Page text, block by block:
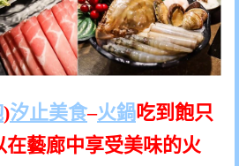
)汐止美食–火鍋吃到飽只
在藝廊中享受美味的火